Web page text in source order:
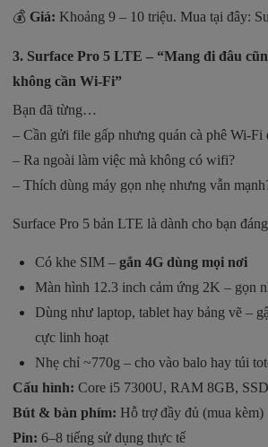
💰 Giá: Khoảng 9 – 10 triệu. Mua tại đây:
3. Surface Pro 5 LTE – “Mang đi đâu
không cần Wi-Fi”
Bạn đã từng…
– Cần gửi file gấp nhưng quán cà phê Wi-Fi
– Ra ngoài làm việc mà không có wifi?
– Thích dùng máy gọn nhẹ nhưng vẫn
Surface Pro 5 bản LTE là dành cho bạn
Có khe SIM – gắn 4G dùng mọi nơi
Màn hình 12.3 inch cảm ứng 2K – gọn
Dùng như laptop, tablet hay bảng vẽ –
cực linh hoạt
Nhẹ chỉ ~770g – cho vào balo hay túi
Cấu hình: Core i5 7300U, RAM 8GB,
Bút & bàn phím: Hỗ trợ đầy đủ (mua kèm)
Pin: 6–8 tiếng sử dụng thực tế